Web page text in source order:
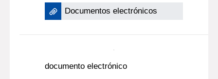
Documentos electrónicos
documento electrónico